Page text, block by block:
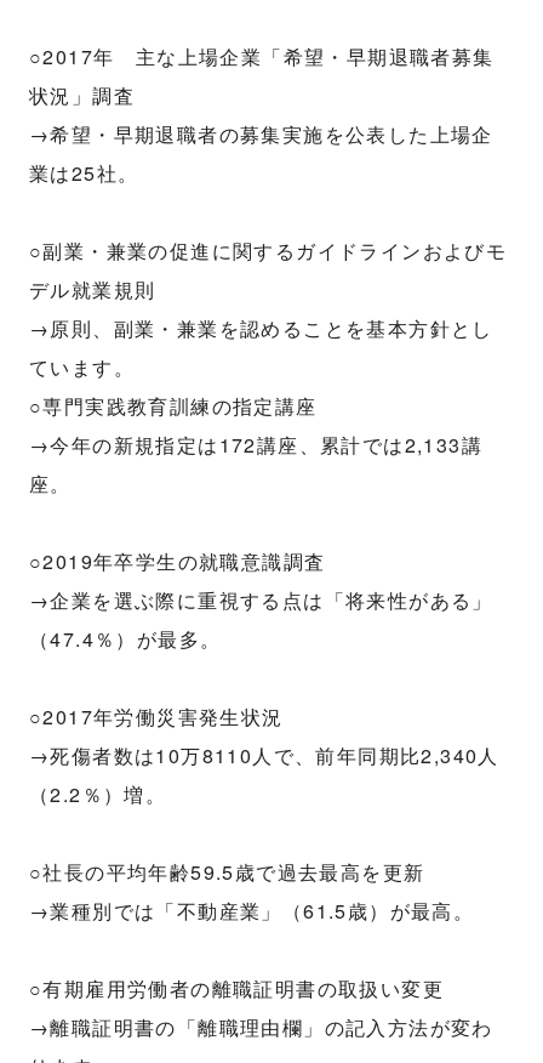
○2017年 主な上場企業「希望・早期退職者募集
状況」調査
→希望・早期退職者の募集実施を公表した上場企
業は25社。
○副業・兼業の促進に関するガイドラインおよびモ
デル就業規則
→原則、副業・兼業を認めることを基本方針とし
ています。
○専門実践教育訓練の指定講座
→今年の新規指定は172講座、累計では2,133講
座。
○2019年卒学生の就職意識調査
→企業を選ぶ際に重視する点は「将来性がある」
（47.4％）が最多。
○2017年労働災害発生状況
→死傷者数は10万8110人で、前年同期比2,340人
（2.2％）増。
○社長の平均年齢59.5歳で過去最高を更新
→業種別では「不動産業」（61.5歳）が最高。
○有期雇用労働者の離職証明書の取扱い変更
→離職証明書の「離職理由欄」の記入方法が変わ